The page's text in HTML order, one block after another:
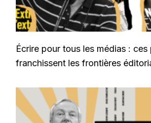
Écrire pour tous les médias : ces
franchissent les frontières